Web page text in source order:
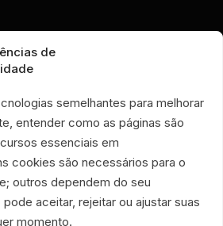
de
semelhantes para melhorar
entender como as páginas são
essenciais em
cookies são necessários para o
outros dependem do seu
aceitar, rejeitar ou ajustar suas
momento.
Janeiro, Brasil
É POR AMOR
Janeiro, Brasil